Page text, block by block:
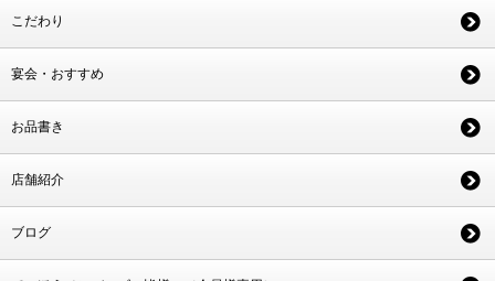
こだわり
宴会・おすすめ
お品書き
店舗紹介
ブログ